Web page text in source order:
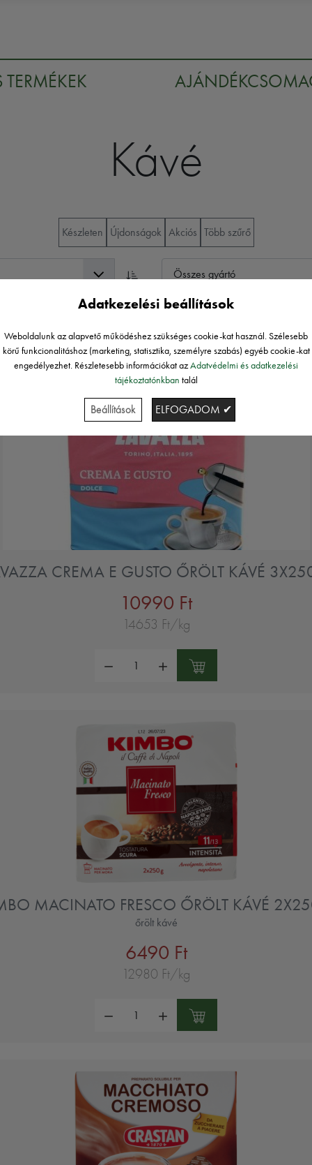
Kávé
Készleten Újdonságok Akciós Több szűrő
CREMA E GUSTO ŐRÖLT KÁVÉ
10990 Ft
14653 Ft/kg
MACINATO FRESCO ŐRÖLT KÁVÉ
őrölt kávé
6490 Ft
12980 Ft/kg
Adatkezelési beállítások
Weboldalunk az alapvető működéshez szükséges cookie-kat használ. Szélesebb
körű funkcionalitáshoz (marketing, statisztika, személyre szabás) egyéb cookie-kat
engedélyezhet. Részletesebb információkat azAdatvédelmi és adatkezelési
tájékoztatónkban talál
Beállítások ELFOGADOM ✔